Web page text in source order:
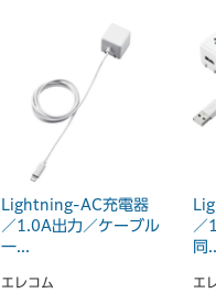
Lightning-AC充電器
／1.0A出力／ケーブル
一...
エレコム
／
同
エ